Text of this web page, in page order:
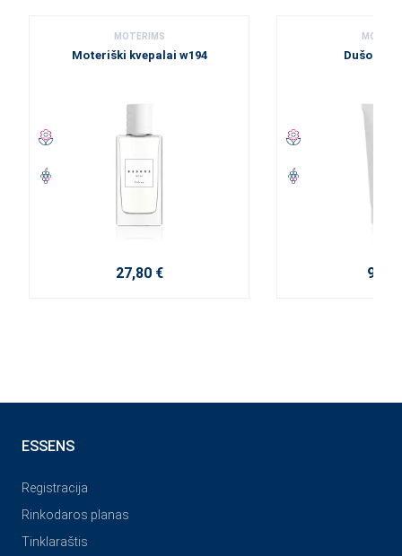
MOTERIMS
Moteriški kvepalai w194
27,80 €
Dušo želė
9,20
ESSENS
Registracija
Rinkodaros planas
Tinklaraštis